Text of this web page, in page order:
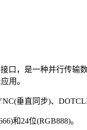
口，是一种并行传输
用。
垂直同步)、
和24位(RGB888)。